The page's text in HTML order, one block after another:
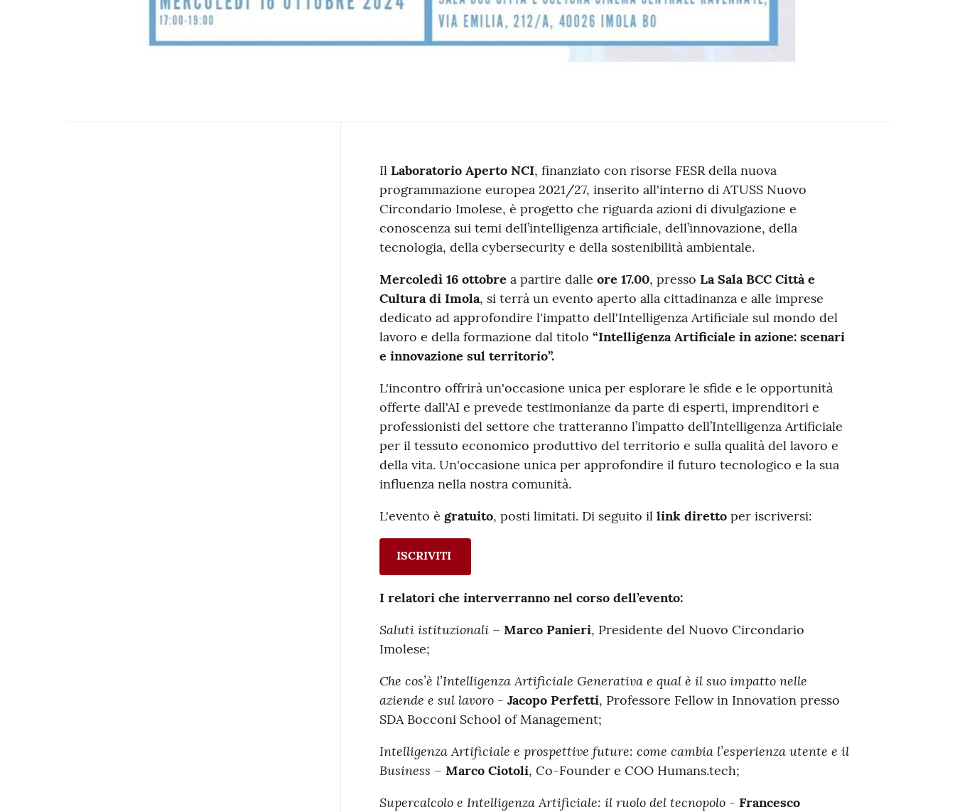
Contenuto
Il Laboratorio Aperto NCI, finanziato con risorse FESR della nuova
programmazione europea 2021/27, inserito all'interno di ATUSS Nuovo
Circondario Imolese, è progetto che riguarda azioni di divulgazione e
conoscenza sui temi dell’intelligenza artificiale, dell’innovazione, della
tecnologia, della cybersecurity e della sostenibilità ambientale.
Mercoledì 16 ottobre a partire dalle ore 17.00, presso La Sala BCC Città e
Cultura di Imola, si terrà un evento aperto alla cittadinanza e alle imprese
dedicato ad approfondire l'impatto dell'Intelligenza Artificiale sul mondo del
lavoro e della formazione dal titolo “Intelligenza Artificiale in azione: scenari
e innovazione sul territorio”.
L'incontro offrirà un'occasione unica per esplorare le sfide e le opportunità
offerte dall'AI e prevede testimonianze da parte di esperti, imprenditori e
professionisti del settore che tratteranno l’impatto dell’Intelligenza Artificiale
per il tessuto economico produttivo del territorio e sulla qualità del lavoro e
della vita. Un'occasione unica per approfondire il futuro tecnologico e la sua
influenza nella nostra comunità.
L'evento è gratuito, posti limitati. Di seguito il link direttoper iscriversi:
ISCRIVITI
I relatori che interverranno nel corso dell’evento:
Saluti istituzionali– Marco Panieri, Presidente del Nuovo Circondario
Imolese;
Che cos’è l’Intelligenza Artificiale Generativa e qual è il suo impatto nelle
aziende e sul lavoro- Jacopo Perfetti, Professore Fellow in Innovation presso
SDA Bocconi School of Management;
Intelligenza Artificiale e prospettive future: come cambia l’esperienza utente e il
Business – Marco Ciotoli, Co-Founder e COO Humans.tech;
Supercalcolo e Intelligenza Artificiale: il ruolo del tecnopolo- Francesco